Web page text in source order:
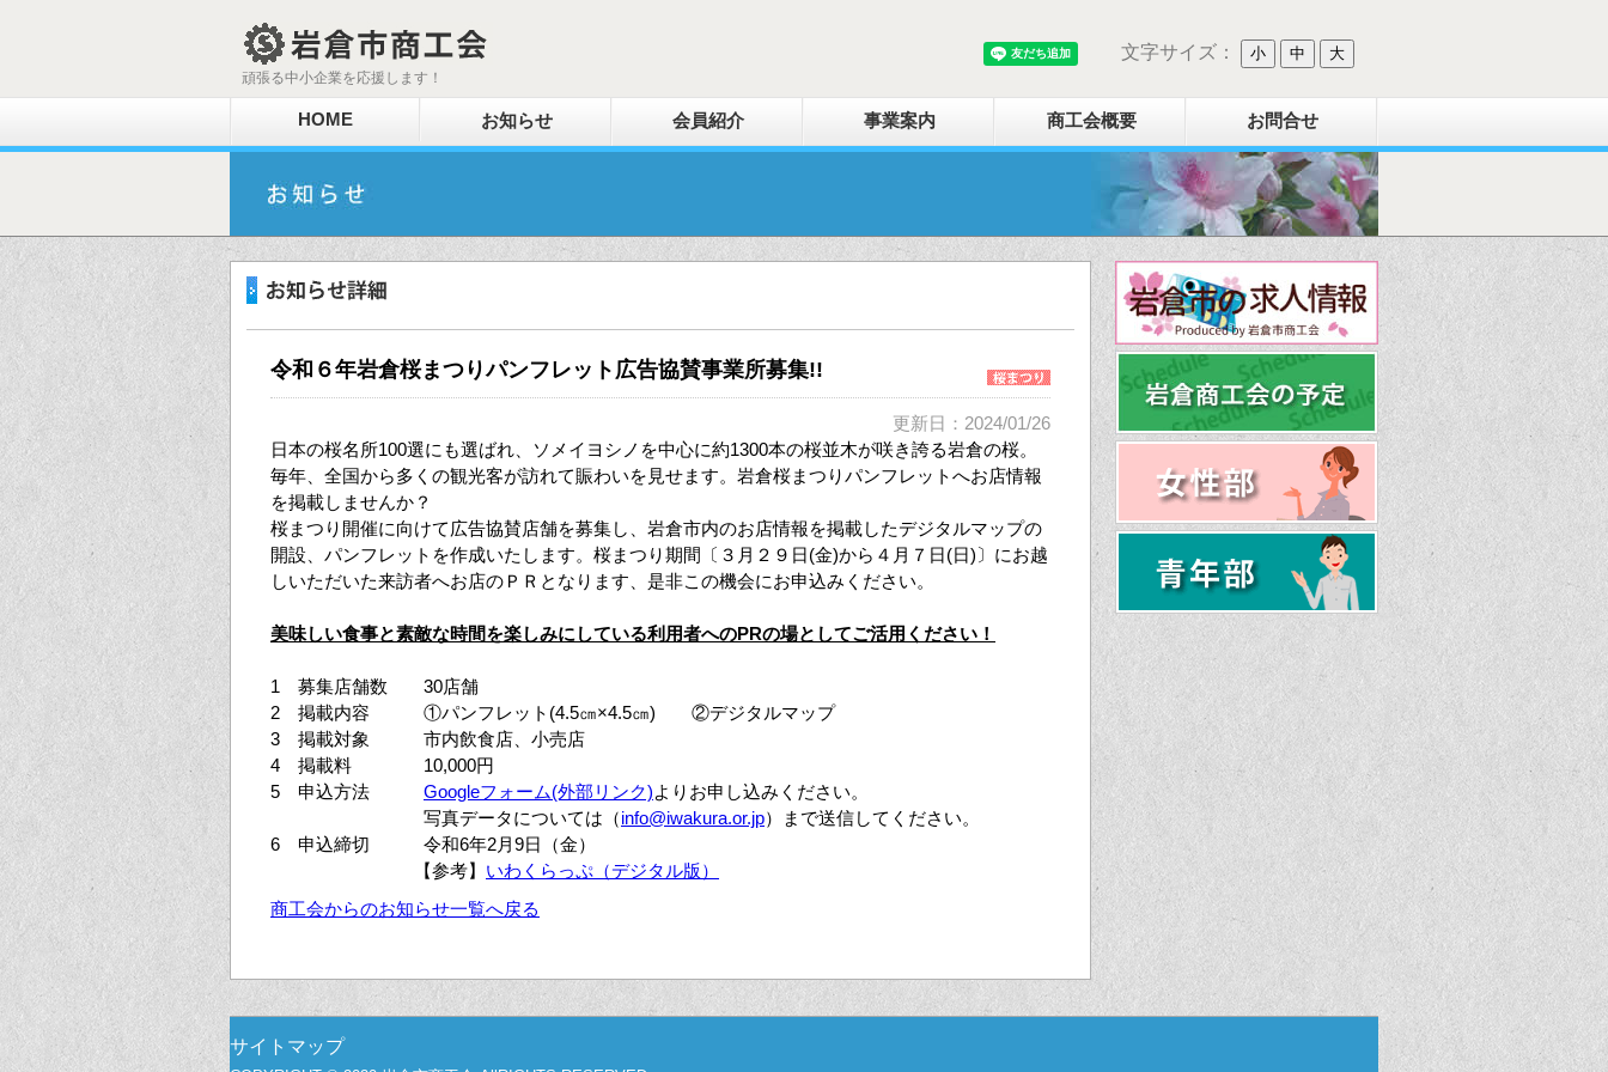
頑張る中小企業を応援します！
文字サイズ： 小 中 大
HOME お知らせ 会員紹介 事業案内 商工会概要 お問合せ
令和６年岩倉桜まつりパンフレット広告協賛事業所募集!!
更新日：2024/01/26
日本の桜名所100選にも選ばれ、ソメイヨシノを中心に約1300本の桜並木が咲き誇る岩倉の桜。
毎年、全国から多くの観光客が訪れて賑わいを見せます。岩倉桜まつりパンフレットへお店情報
を掲載しませんか？
桜まつり開催に向けて広告協賛店舗を募集し、岩倉市内のお店情報を掲載したデジタルマップの
開設、パンフレットを作成いたします。桜まつり期間〔３月２９日(金)から４月７日(日)〕にお越
しいただいた来訪者へお店のＰＲとなります、是非この機会にお申込みください。
美味しい食事と素敵な時間を楽しみにしている利用者へのPRの場としてご活用ください！
1 募集店舗数 30店舗
2 掲載内容 ①パンフレット(4.5㎝×4.5㎝) ②デジタルマップ
3 掲載対象 市内飲食店、小売店
4 掲載料 10,000円
5 申込方法 Googleフォーム(外部リンク)よりお申し込みください。
写真データについては（info@iwakura.or.jp）まで送信してください。
6 申込締切 令和6年2月9日（金）
【参考】 いわくらっぷ（デジタル版）
商工会からのお知らせ一覧へ戻る
サイトマップ